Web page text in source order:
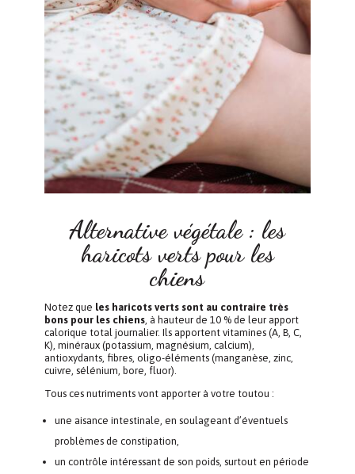
Alternative végétale : les
haricots verts pour les
chiens
Notez que les haricots verts sont au contraire très
bons pour les chiens, à hauteur de 10 % de leur apport
calorique total journalier. Ils apportent vitamines (A, B, C,
K), minéraux (potassium, magnésium, calcium),
antioxydants, fibres, oligo-éléments (manganèse, zinc,
cuivre, sélénium, bore, fluor).
Tous ces nutriments vont apporter à votre toutou :
une aisance intestinale, en soulageant d’éventuels
problèmes de constipation,
un contrôle intéressant de son poids, surtout en période